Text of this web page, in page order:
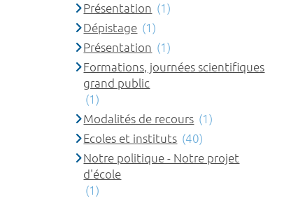
Présentation (1)
Dépistage (1)
Présentation (1)
Formations, journées scientifiques
grand public
(1)
Modalités de recours (1)
Ecoles et instituts (40)
Notre politique - Notre projet
d'école
(1)